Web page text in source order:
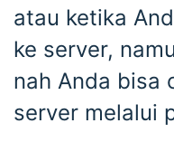
atau ketika
ke server,
nah Anda bisa
server melalui